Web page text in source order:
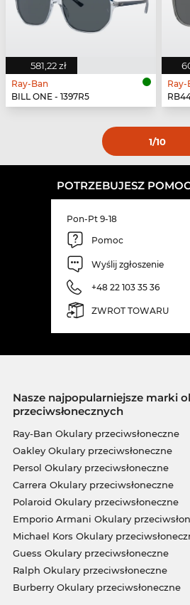
581,22 zł
Ray-Ban
BILL ONE - 1397R5
Ray-
1/10
POTRZEBUJESZ
Pon-Pt 9-18
Pomoc
Wyślij zgłoszenie
+48 22 103 35 36
ZWROT TOWARU
Nasze najpopularniejsze marki
przeciwsłonecznych
Ray-Ban Okulary przeciwsłoneczne
Oakley Okulary przeciwsłoneczne
Persol Okulary przeciwsłoneczne
Carrera Okulary przeciwsłoneczne
Polaroid Okulary przeciwsłoneczne
Emporio Armani Okulary
Michael Kors Okulary
Guess Okulary przeciwsłoneczne
Ralph Okulary przeciwsłoneczne
Burberry Okulary przeciwsłoneczne